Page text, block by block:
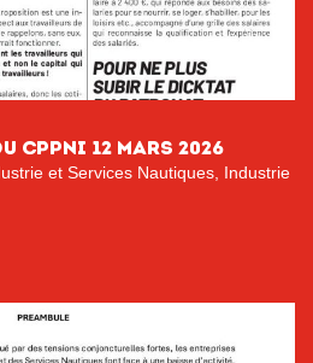
CPPNI 12 MARS 2026
et Services Nautiques Industrie